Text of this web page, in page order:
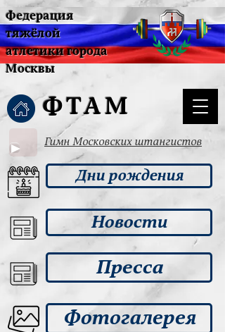
Гимн Московских штангистов
Федерация
тяжёлой
атлетики города
Москвы
ФТАМ
Дни рождения
Новости
Пресса
Фотогалерея